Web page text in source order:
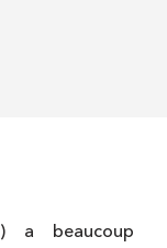
a beaucoup